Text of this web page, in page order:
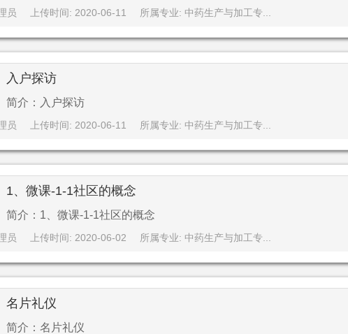
员 上传时间: 2020-06-11 所属专业: 中药生产与加工专...
入户探访
简介：入户探访
员 上传时间: 2020-06-11 所属专业: 中药生产与加工专...
1、微课-1-1社区的概念
简介：1、微课-1-1社区的概念
员 上传时间: 2020-06-02 所属专业: 中药生产与加工专...
名片礼仪
简介：名片礼仪